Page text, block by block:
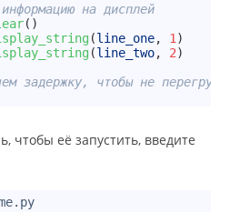
на дисплей
( )
(line_one, 1 )
(line_two, 2)
задержку, чтобы не
чтобы её запустить, введите